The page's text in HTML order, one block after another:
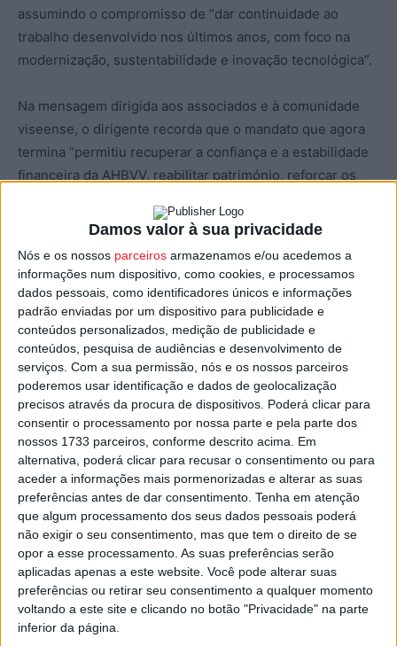
Damos valor à sua privacidade
Nós e os nossos parceiros armazenamos e/ou acedemos a
informações num dispositivo, como cookies, e processamos
dados pessoais, como identificadores únicos e informações
padrão enviadas por um dispositivo para publicidade e
conteúdos personalizados, medição de publicidade e
conteúdos, pesquisa de audiências e desenvolvimento de
serviços. Com a sua permissão, nós e os nossos parceiros
poderemos usar identificação e dados de geolocalização
precisos através da procura de dispositivos. Poderá clicar para
consentir o processamento por nossa parte e pela parte dos
nossos 1733 parceiros, conforme descrito acima. Em
alternativa, poderá clicar para recusar o consentimento ou para
aceder a informações mais pormenorizadas e alterar as suas
preferências antes de dar consentimento. Tenha em atenção
que algum processamento dos seus dados pessoais poderá
não exigir o seu consentimento, mas que tem o direito de se
opor a esse processamento. As suas preferências serão
aplicadas apenas a este website. Você pode alterar suas
preferências ou retirar seu consentimento a qualquer momento
voltando a este site e clicando no botão "Privacidade" na parte
inferior da página.
assumindo o compromisso de “dar continuidade ao
trabalho desenvolvido nos últimos anos, com foco na
modernização, sustentabilidade e inovação tecnológica”.
Na mensagem dirigida aos associados e à comunidade
viseense, o dirigente recorda que o mandato que agora
termina “permitiu recuperar a confiança e a estabilidade
financeira da AHBVV, reabilitar património, reforçar os
Entidade Formadora pela DGERT”.
Entre os projetos realizados, o responsável destaca ainda
“a reabilitação de oito apartamentos na Rua José
Branquinho, a aquisição de novos equipamentos e
viaturas, e o reforço da representatividade institucional,
com a presidência da AHBVV a assumir também funções
de vice-presidente da Federação de Bombeiros do
Distrito de Viseu e conselheiro nacional da Liga dos
Bombeiros Portugueses”.
Para o próximo mandato, o candidato aponta como
prioridades “a integração de novas tecnologias, drones e
robótica nas operações de socorro, a criação de um
Centro de Inovação e Formação Avançada, a transição
ecológica e energética da frota e das infraestruturas, e o
reforço da ligação à comunidade através de plataformas
digitais”.